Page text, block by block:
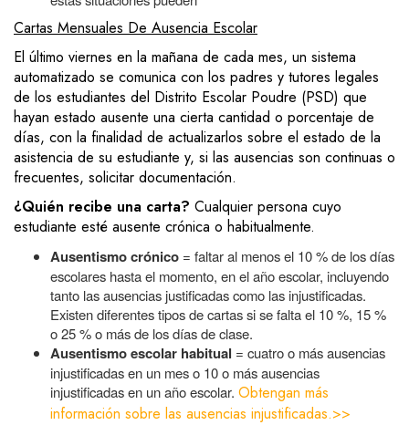
Cartas Mensuales De Ausencia Escolar
El último viernes en la mañana de cada mes, un sistema
automatizado se comunica con los padres y tutores legales
de los estudiantes del Distrito Escolar Poudre (PSD) que
hayan estado ausente una cierta cantidad o porcentaje de
días, con la finalidad de actualizarlos sobre el estado de la
asistencia de su estudiante y, si las ausencias son continuas o
frecuentes, solicitar documentación.
¿Quién recibe una carta? Cualquier persona cuyo
estudiante esté ausente crónica o habitualmente.
Ausentismo crónico = faltar al menos el 10 % de los días
escolares hasta el momento, en el año escolar, incluyendo
tanto las ausencias justificadas como las injustificadas.
Existen diferentes tipos de cartas si se falta el 10 %, 15 %
o 25 % o más de los días de clase.
Ausentismo escolar habitual = cuatro o más ausencias
injustificadas en un mes o 10 o más ausencias
injustificadas en un año escolar. Obtengan más
información sobre las ausencias injustificadas.>>